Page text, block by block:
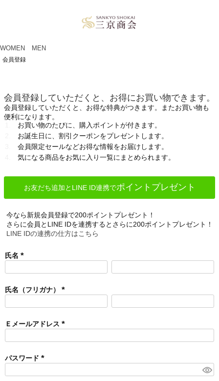
WOMEN MEN
会員登録
会員登録していただくと、お得にお買い物できます。
会員登録していただくと、お得な特典がつきます。またお買い物も
便利になります。
お買い物のたびに、購入ポイントが付きます。
お誕生日に、割引クーポンをプレゼントします。
会員限定セールなどお得な情報をお届けします。
気になる商品をお気に入り一覧にまとめられます。
お友だち追加とLINE ID連携でポイントプレゼント
今なら新規会員登録で200ポイントプレゼント！
さらに会員とLINE IDを連携するとさらに200ポイントプレゼント！
LINE IDの連携の仕方はこちら
氏名
必
氏名（フリガナ）
必
Ｅメールアドレス
必
パスワード
必